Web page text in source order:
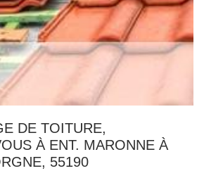
DE TOITURE,
À ENT. MARONNE À
55190